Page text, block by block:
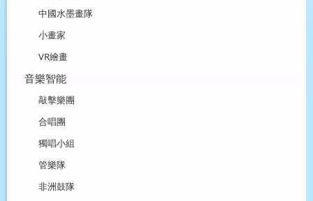
中國水墨畫隊
小畫家
VR繪畫
音樂智能
敲擊樂團
合唱團
獨唱小組
管樂隊
非洲鼓隊